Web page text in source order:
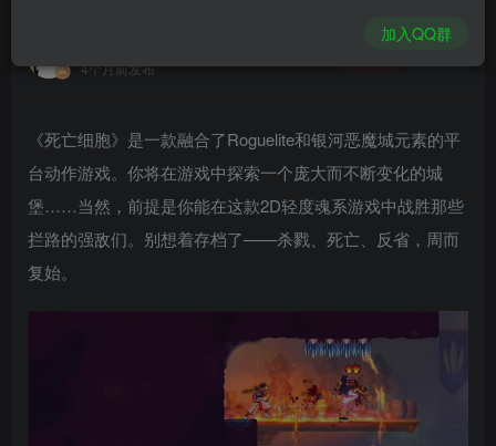
4个月前发布
《死亡细胞》是一款融合了Roguelite和银河恶魔城元素的平
台动作游戏。你将在游戏中探索一个庞大而不断变化的城
堡……当然，前提是你能在这款2D轻度魂系游戏中战胜那些
拦路的强敌们。别想着存档了——杀戮、死亡、反省，周而
复始。
加入QQ群